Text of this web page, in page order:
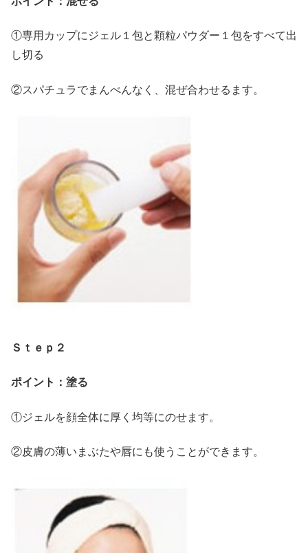
①専用カップにジェル１包と顆粒パウダー１包をすべて出
し切る
②スパチュラでまんべんなく、混ぜ合わせるます。
Ｓｔｅｐ２
ポイント：塗る
①ジェルを顔全体に厚く均等にのせます。
②皮膚の薄いまぶたや唇にも使うことができます。